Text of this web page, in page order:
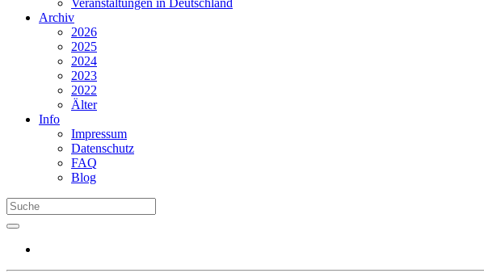
Veranstaltungen in Deutschland
Archiv
2026
2025
2024
2023
2022
Älter
Info
Impressum
Datenschutz
FAQ
Blog